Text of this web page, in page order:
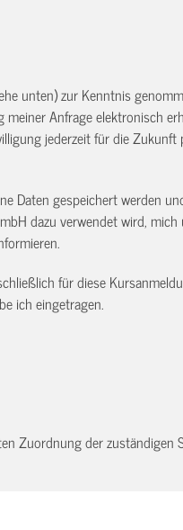
unten) zur Kenntnis
Anfrage elektronisch
jederzeit für die Zukunft
Daten gespeichert werden
dazu verwendet wird,
für diese
ich eingetragen.
Zuordnung der zuständigen